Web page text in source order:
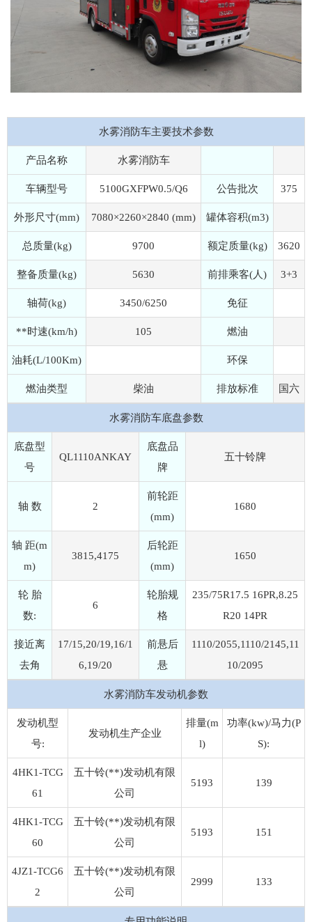
水雾消防车主要技术参数
产品名称 水雾消防车
车辆型号 5100GXFPW0.5/Q6 公告批次 375
外形尺寸(mm) 7080×2260×2840 (mm) 罐体容积(m3)
总质量(kg) 9700 额定质量(kg) 3620
整备质量(kg) 5630 前排乘客(人) 3+3
轴荷(kg) 3450/6250 免征
**时速(km/h) 105 燃油
油耗(L/100Km) 环保
燃油类型 柴油 排放标准 国六
水雾消防车底盘参数
底盘型
号
QL1110ANKAY
底盘品
牌
五十铃牌
轴 数 2
前轮距
(mm)
1680
轴 距(m
m)
3815,4175
后轮距
(mm)
1650
轮 胎
数:
6
轮胎规
格
235/75R17.5 16PR,8.25
R20 14PR
接近离
去角
17/15,20/19,16/1
6,19/20
前悬后
悬
1110/2055,1110/2145,11
10/2095
水雾消防车发动机参数
发动机型
号:
发动机生产企业
排量(m
l)
功率(kw)/马力(P
S):
4HK1-TCG
61
五十铃(**)发动机有限
公司
5193 139
4HK1-TCG
60
五十铃(**)发动机有限
公司
5193 151
4JZ1-TCG6
2
五十铃(**)发动机有限
公司
2999 133